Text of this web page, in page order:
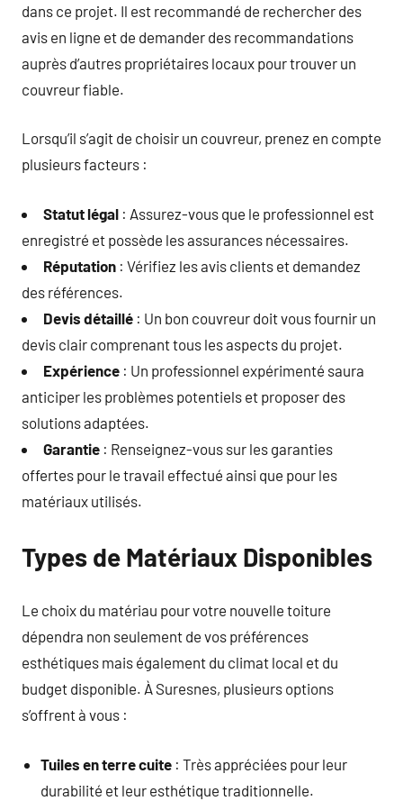
dans ce projet. Il est recommandé de rechercher des
avis en ligne et de demander des recommandations
auprès d’autres propriétaires locaux pour trouver un
couvreur fiable.
Lorsqu’il s’agit de choisir un couvreur, prenez en compte
plusieurs facteurs :
Statut légal : Assurez-vous que le professionnel est
enregistré et possède les assurances nécessaires.
Réputation : Vérifiez les avis clients et demandez
des références.
Devis détaillé : Un bon couvreur doit vous fournir un
devis clair comprenant tous les aspects du projet.
Expérience : Un professionnel expérimenté saura
anticiper les problèmes potentiels et proposer des
solutions adaptées.
Garantie : Renseignez-vous sur les garanties
offertes pour le travail effectué ainsi que pour les
matériaux utilisés.
Types de Matériaux Disponibles
Le choix du matériau pour votre nouvelle toiture
dépendra non seulement de vos préférences
esthétiques mais également du climat local et du
budget disponible. À Suresnes, plusieurs options
s’offrent à vous :
Tuiles en terre cuite : Très appréciées pour leur
durabilité et leur esthétique traditionnelle.